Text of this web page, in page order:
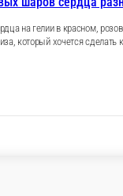
сердца на гелии
₽